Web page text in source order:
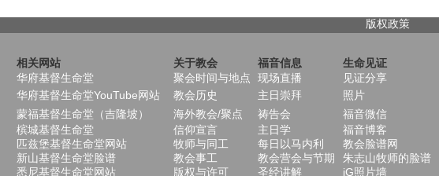
版权政策
相关网站 关于教会 福音信息 生命见证
华府基督生命堂 聚会时间与地点 现场直播 见证分享
华府基督生命堂YouTube网站 教会历史 主日崇拜 照片
蒙福基督生命堂（吉隆坡） 海外教会/聚点 祷告会 福音微信
槟城基督生命堂
信仰宣言 主日学 福音博客
匹兹堡基督生命堂网站 牧师与同工 每日以马内利 教会脸谱网
新山基督生命堂脸谱
教会事工 教会营会与节期 朱志山牧师的脸谱
悉尼基督生命堂网站
版权与许可 圣经讲解 iG照片墙